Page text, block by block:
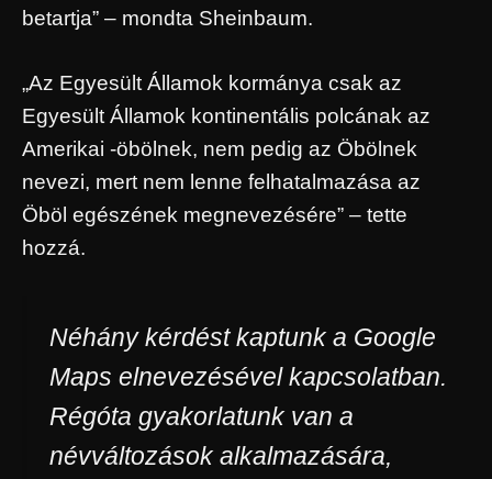
betartja” – mondta Sheinbaum.
„Az Egyesült Államok kormánya csak az
Egyesült Államok kontinentális polcának az
Amerikai -öbölnek, nem pedig az Öbölnek
nevezi, mert nem lenne felhatalmazása az
Öböl egészének megnevezésére” – tette
hozzá.
Néhány kérdést kaptunk a Google
Maps elnevezésével kapcsolatban.
Régóta gyakorlatunk van a
névváltozások alkalmazására,